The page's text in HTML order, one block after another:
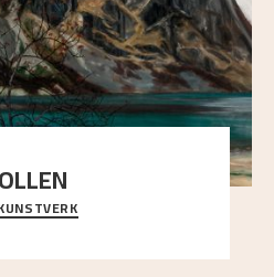
bildeflaten, og står i
spinkle rognetreet ute